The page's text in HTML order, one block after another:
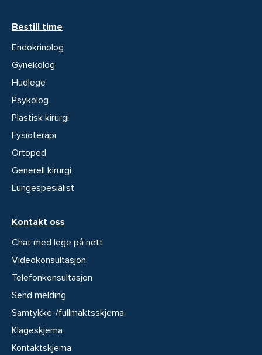
Bestill time
Endokrinolog
Gynekolog
Hudlege
Psykolog
Plastisk kirurgi
Fysioterapi
Ortoped
Generell kirurgi
Lungespesialist
Kontakt oss
Chat med lege på nett
Videokonsultasjon
Telefonkonsultasjon
Send melding
Samtykke-/fullmaktsskjema
Klageskjema
Kontaktskjema